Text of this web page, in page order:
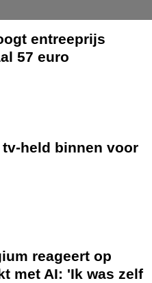
entreeprijs
57 euro
held binnen voor
reageert op
met AI: 'Ik was zelf